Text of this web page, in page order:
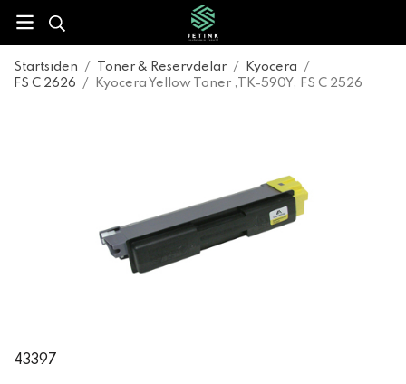
Startsiden / Toner & Reservdelar / Kyocera
/
FS C 2626
/ Kyocera Yellow Toner ,TK-590Y, FS C 2526
43397